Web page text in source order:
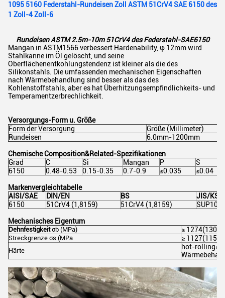
1095 5160 Federstahl-Rundeisen Zoll ASTM 51CrV4 SAE 6150 des
1 Zoll-4 Zoll-6
Rundeisen ASTM 2.5m-10m 51CrV4 des Federstahl-SAE6150
Mangan in ASTM1566 verbessert Hardenability, φ 12mm wird
Stahlkanne im Öl gelöscht, und seine
Oberflächenentkohlungstendenz ist kleiner als die des
Silikonstahls. Die umfassenden mechanischen Eigenschaften
nach Wärmebehandlung sind besser als das des
Kohlenstoffstahls, aber es hat Überhitzungsempfindlichkeits- und
Temperamentzerbrechlichkeit.
Versorgungs-Form u. Größe
Form der Versorgung
Größe (Millimeter)
Rundeisen
6.0mm-1200mm
Chemische Composition&Related-Spezifikationen
Grad
C Si Mangan P
S
6150
0.48-0.53 0.15-0.35 0.7-0.9 ≤0.035 ≤0.04
Markenvergleichtabelle
AISI/SAE
DIN/EN BS
JIS/KS
6150
51CrV4 (1,8159) 51CrV4 (1,8159) SUP10
Mechanisches Eigentum
Dehnfestigkeitσb (MPa) ≥ 1274(130)
Streckgrenze σs (MPa ≥ 1127(115)
Härte
hot-